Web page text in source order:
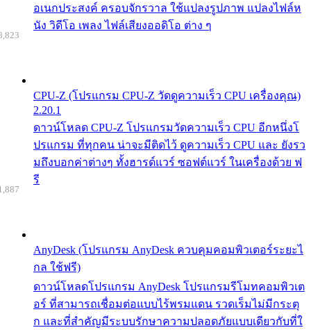
อเนกประสงค์ ครอบจักรวาล ใช้แปลงรูปภาพ แปลงไฟล์ห
นัง วิดีโอ เพลง ไฟล์เสียงออดิโอ ต่าง ๆ
CPU-Z (โปรแกรม CPU-Z วัดดูความเร็ว CPU เครื่องคุณ)
2.20.1
ดาวน์โหลด CPU-Z โปรแกรมวัดความเร็ว CPU อีกหนึ่งโ
ปรแกรม ที่ทุกคน น่าจะมีติดไว้ ดูความเร็ว CPU และ ยังรว
มถึงบอกค่าต่างๆ ทั้งฮารด์แวร์ ซอฟต์แวร์ ในเครื่องด้วย ฟ
รี
AnyDesk (โปรแกรม AnyDesk ควบคุมคอมพิวเตอร์ระยะไ
กล ใช้ฟรี)
ดาวน์โหลดโปรแกรม AnyDesk โปรแกรมรีโมทคอมพิวเต
อร์ ที่สามารถเชื่อมต่อแบบไร้พรมแดน รวดเร็มไม่มีกระตุ
ก และที่สำคัญมีระบบรักษาความปลอดภัยแบบเดียวกับที่ใ